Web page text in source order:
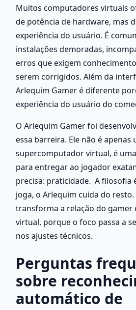
Muitos computadores virtuais
de potência de hardware, mas
experiência do usuário. É
instalações demoradas,
erros que exigem
serem corrigidos. Além da
Arlequim Gamer é diferente
experiência do usuário do
O Arlequim Gamer foi
essa barreira. Ele não é apenas
supercomputador virtual, é
para entregar ao jogador
precisa: praticidade.  A filosofia
joga, o Arlequim cuida do
transforma a relação do gamer
virtual, porque o foco passa a
nos ajustes técnicos.
Perguntas
sobre
automático de